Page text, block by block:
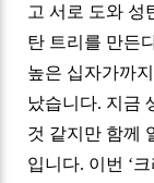
고 서로 도와 성
탄 트리를 만든
높은 십자가까
났습니다. 지금
것 같지만 함께
입니다. 이번 ‘